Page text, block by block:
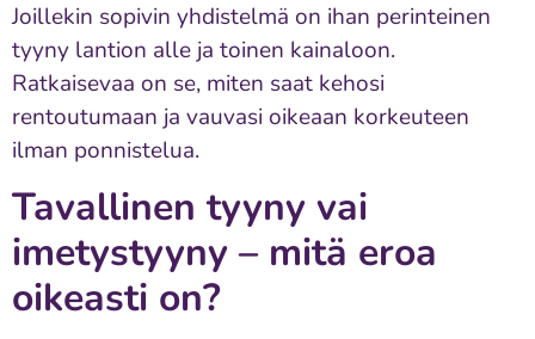
Joillekin sopivin yhdistelmä on ihan perinteinen
tyyny lantion alle ja toinen kainaloon.
Ratkaisevaa on se, miten saat kehosi
rentoutumaan ja vauvasi oikeaan korkeuteen
ilman ponnistelua.
Tavallinen tyyny vai
imetystyyny – mitä eroa
oikeasti on?